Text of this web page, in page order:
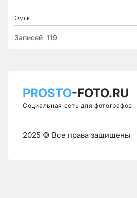
Омск
Записей 119
PROSTO-FOTO.RU
Социальная сеть для фотографов
2025 © Все права защищены